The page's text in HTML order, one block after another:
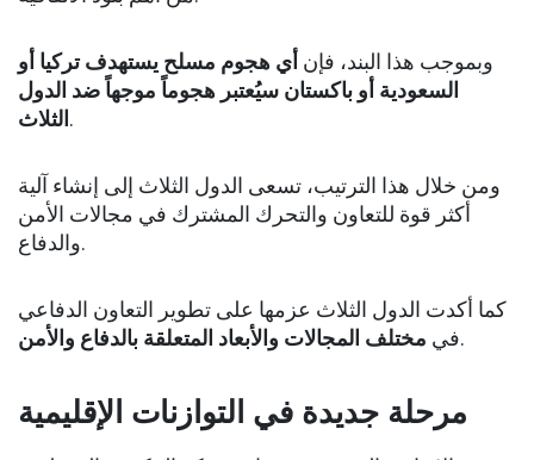
وبموجب هذا البند، فإن أي هجوم مسلح يستهدف تركيا أو
السعودية أو باكستان سيُعتبر هجوماً موجهاً ضد الدول
الثلاث .
ومن خلال هذا الترتيب، تسعى الدول الثلاث إلى إنشاء آلية
أكثر قوة للتعاون والتحرك المشترك في مجالات الأمن
والدفاع.
كما أكدت الدول الثلاث عزمها على تطوير التعاون الدفاعي
في مختلف المجالات والأبعاد المتعلقة بالدفاع والأمن .
مرحلة جديدة في التوازنات الإقليمية